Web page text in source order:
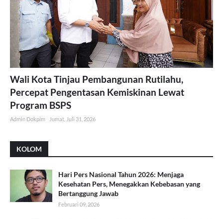
Wali Kota Tinjau Pembangunan Rutilahu,
Percepat Pengentasan Kemiskinan Lewat
Program BSPS
Admin Dokpim Jumat, Juli 31, 2026
KOLOM
Hari Pers Nasional Tahun 2026: Menjaga
Kesehatan Pers, Menegakkan Kebebasan yang
Bertanggung Jawab
Februari 09, 2026